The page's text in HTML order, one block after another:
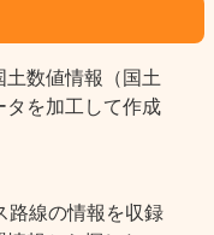
数値情報（国土
を加工して作成
線の情報を収録